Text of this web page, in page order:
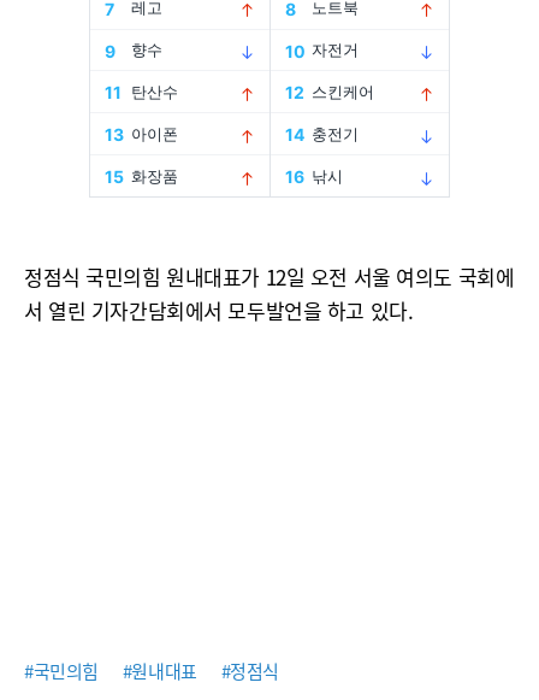
정점식 국민의힘 원내대표가 12일 오전 서울 여의도 국회에
서 열린 기자간담회에서 모두발언을 하고 있다.
#국민의힘 #원내대표 #정점식